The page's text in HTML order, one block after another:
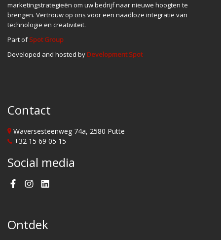
marketingstrategieën om uw bedrijf naar nieuwe hoogten te
brengen. Vertrouw op ons voor een naadloze integratie van
technologie en creativiteit.
Part ofSpot Group
Developed and hosted by Development Spot
Contact
Waversesteenweg 74a, 2580 Putte
+32 15 69 05 15
Social media
FacebookInstagram
Ontdek